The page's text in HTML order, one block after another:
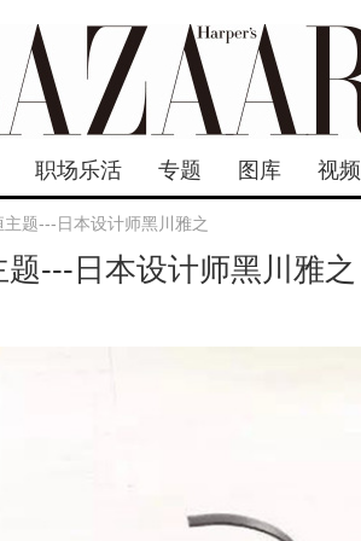
职场乐活 专题 图库 视频
题---日本设计师黑川雅之
---日本设计师黑川雅之